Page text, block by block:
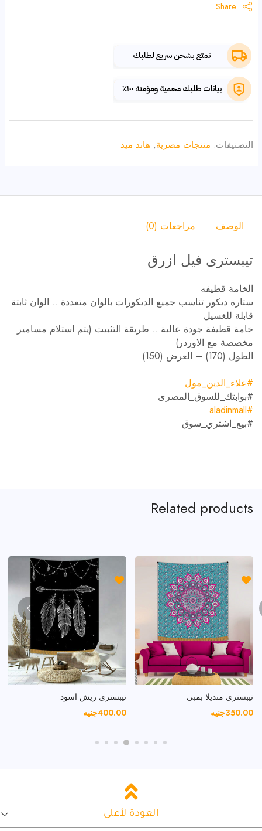
Share
التصنيفات: منتجات مصرية, هاند ميد
الوصف مراجعات (0)
تيبسترى فيل ازرق
الخامة قطيفه
ستارة ديكور تناسب جميع الديكورات بالوان متعددة .. الوان ثابتة
قابلة للغسيل
خامة قطيفة جودة عالية .. طريقة التثبيت (يتم استلام مسامير
مخصصة مع الاوردر)
الطول (170) – العرض (150)
#علاء_الدين_مول
#بوابتك_للسوق_المصرى
#aladinmall
#بيع_اشتري_سوق
Related products
تيبسترى ريش اسود
400.00
تيبسترى ديكور يوجا
350.00جنيه
العودة لأعلى